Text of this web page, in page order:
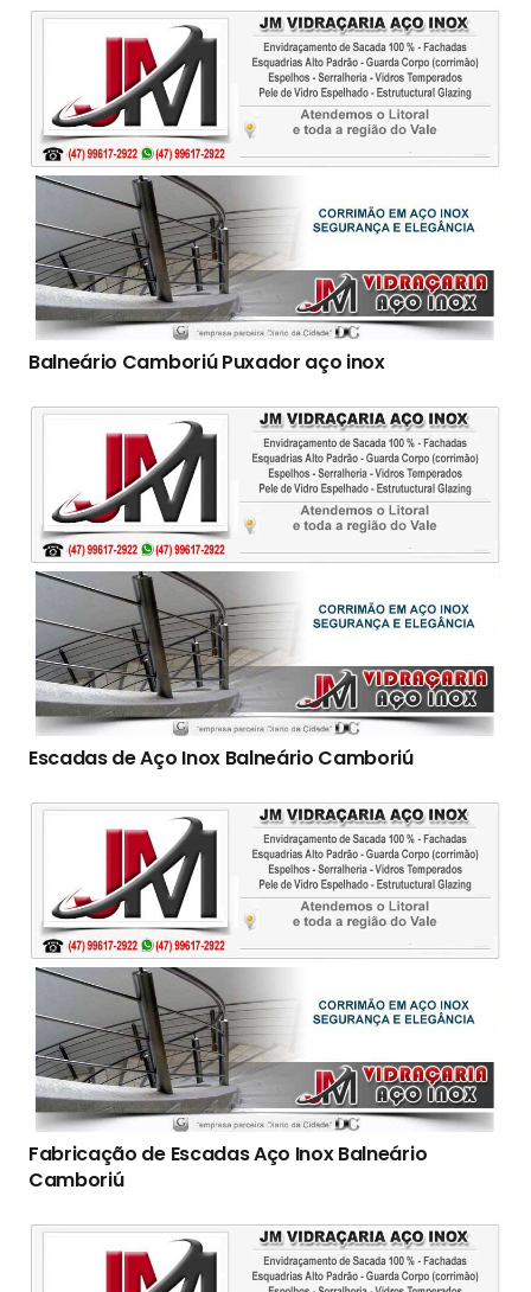
Balneário Camboriú Puxador aço inox
Escadas de Aço Inox Balneário Camboriú
Fabricação de Escadas Aço Inox Balneário
Camboriú